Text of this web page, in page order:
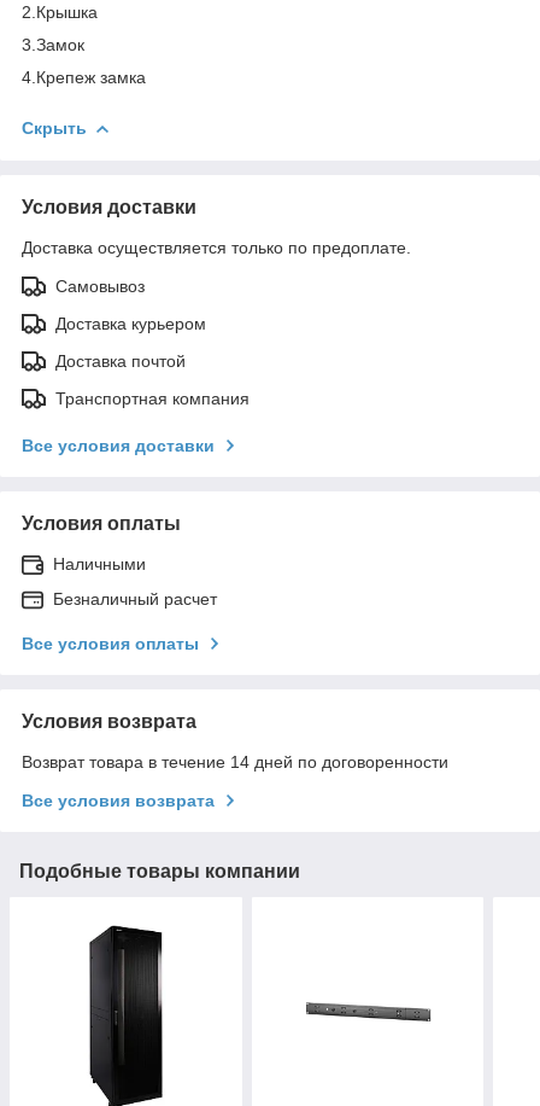
2.Крышка
3.Замок
4.Крепеж замка
Скрыть
Условия доставки
Доставка осуществляется только по предоплате.
Самовывоз
Доставка курьером
Доставка почтой
Транспортная компания
Все условия доставки
Условия оплаты
Наличными
Безналичный расчет
Все условия оплаты
Условия возврата
Возврат товара в течение 14 дней по договоренности
Все условия возврата
Подобные товары компании